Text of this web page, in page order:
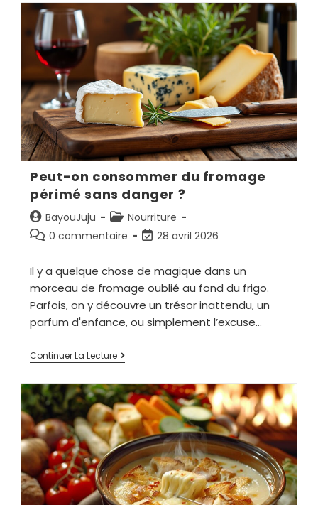
Peut-on consommer du fromage
périmé sans danger ?
BayouJuju
Nourriture
0 commentaire
28 avril 2026
Il y a quelque chose de magique dans un
morceau de fromage oublié au fond du frigo.
Parfois, on y découvre un trésor inattendu, un
parfum d'enfance, ou simplement l’excuse…
Continuer La Lecture